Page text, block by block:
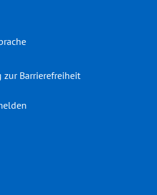
zur Barrierefreiheit